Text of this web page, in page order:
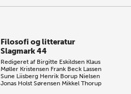
Filosofi og litteratur
Slagmark 44
Redigeret af Birgitte Eskildsen Klaus
Møller Kristensen Frank Beck Lassen
Sune Liisberg Henrik Borup Nielsen
Jonas Holst Sørensen Mikkel Thorup